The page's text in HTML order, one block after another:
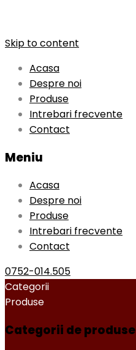
Skip to content
Acasa
Despre noi
Produse
Intrebari frecvente
Contact
Meniu
Acasa
Despre noi
Produse
Intrebari frecvente
Contact
0752-014.505
Categorii
Produse
Categorii de produse